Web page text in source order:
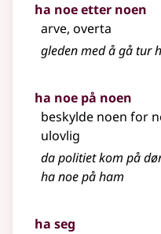
ha noe etter noen
arve, overta
gleden med å gå tur
ha noe på noen
beskylde noen for
ulovlig
da politiet kom på
ha noe på ham
ha seg